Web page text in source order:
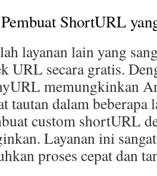
ShortURL
layanan lain yang
URL secara gratis.
memungkinkan
tautan dalam beberapa
custom shortURL
Layanan ini
proses cepat dan